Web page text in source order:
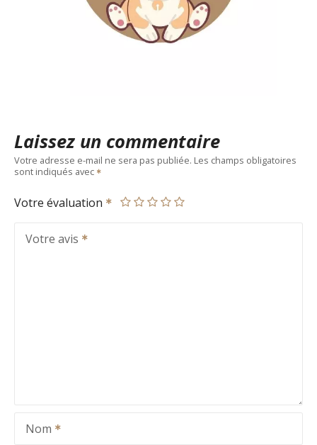
Laissez un commentaire
Votre adresse e-mail ne sera pas publiée. Les champs obligatoires
sont indiqués avec
Votre évaluation
Votre avis
Nom